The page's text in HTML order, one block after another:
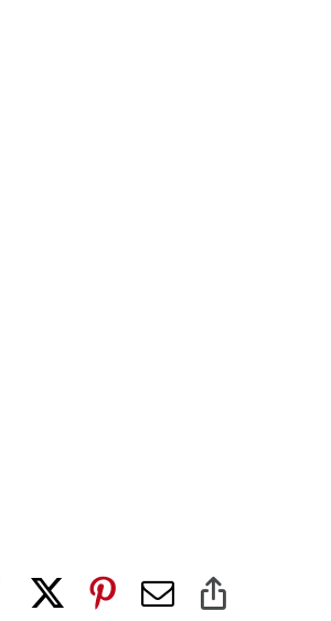
Facebook Pinterest
E-